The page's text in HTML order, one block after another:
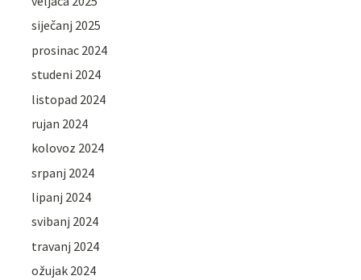
siječanj 2025
prosinac 2024
studeni 2024
listopad 2024
rujan 2024
kolovoz 2024
srpanj 2024
lipanj 2024
svibanj 2024
travanj 2024
ožujak 2024